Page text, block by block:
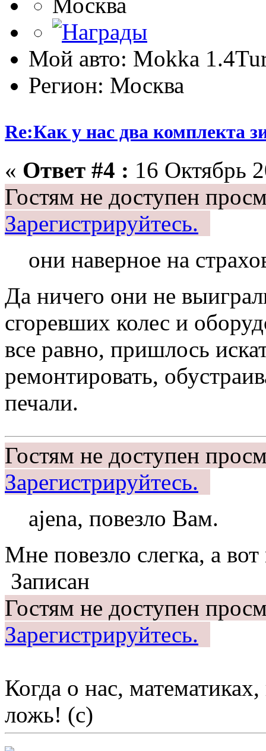
Москва
Мой авто: Mokka
Регион: Москва
Re:Как у нас два комплекта
« Ответ #4 : 16 Октябрь
Гостям не доступен
Зарегистрируйтесь.
они наверное на
Да ничего они не
сгоревших колес и
все равно, пришлось
ремонтировать,
печали.
Гостям не доступен
Зарегистрируйтесь.
ajena, повезло Вам.
Мне повезло слегка, а
Записан
Гостям не доступен
Зарегистрируйтесь.
Когда о нас,
ложь! (c)